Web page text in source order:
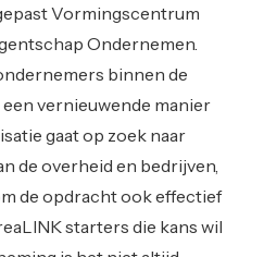
Vormingscentrum
Ondernemen.
binnen de
vernieuwende manier
gaat op zoek naar
de overheid en bedrijven,
de opdracht ook effectief
starters die kans wil